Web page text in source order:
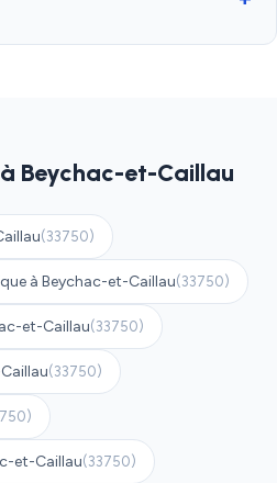
Beychac-et-Caillau
(33750)
à Beychac-et-Caillau(33750)
et-Caillau(33750)
(33750)
et-Caillau(33750)